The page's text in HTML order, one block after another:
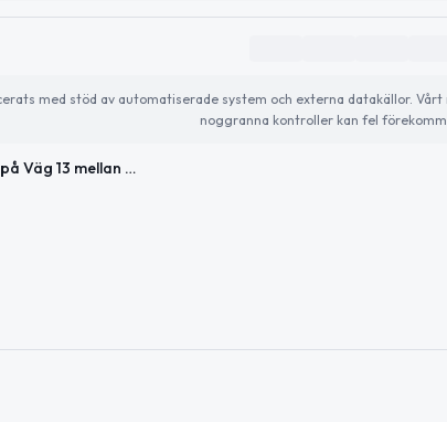
med stöd av automatiserade system och externa datakällor.
noggranna kontroller kan fel
Vägarbete på Väg 13 mellan Maglasäte by och Munkarp avslutat